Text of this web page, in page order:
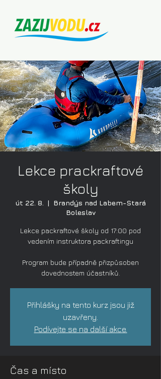
Lekce prackraftové
školy
út 22. 8.
  |
Brandýs nad Labem-Stará
Boleslav
Lekce packraftové školy od 17:00 pod
vedením instruktora packraftingu
Program bude případně přizpůsoben
dovednostem účastníků.
Přihlášky na tento kurz jsou již
uzavřeny.
Podívejte se na další akce.
Čas a místo